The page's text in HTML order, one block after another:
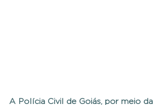
A Polícia Civil de Goiás, por meio da